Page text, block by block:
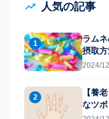
人気の記事
1
ラム
摂取
2024/
2
【養
なツボ